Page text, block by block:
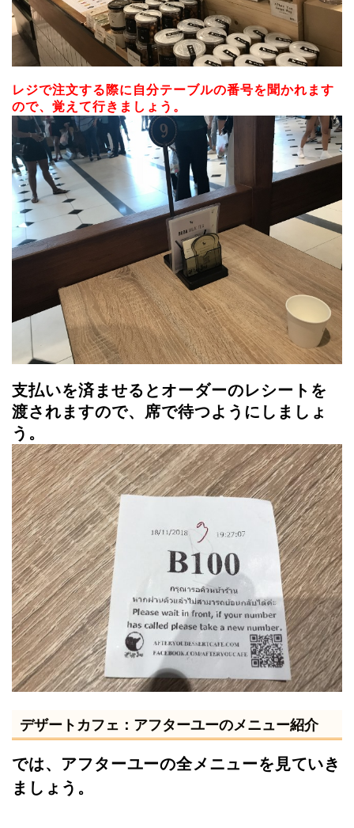
レジで注文する際に自分テーブルの番号を聞かれます
ので、覚えて行きましょう。
支払いを済ませるとオーダーのレシートを
渡されますので、席で待つようにしましょ
う。
デザートカフェ：アフターユーのメニュー紹介
では、アフターユーの全メニューを見ていき
ましょう。